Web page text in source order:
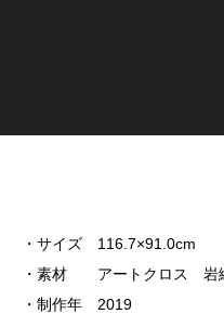
・サイズ 116.7×91.0cm
・素材 アートクロス
・制作年 2019